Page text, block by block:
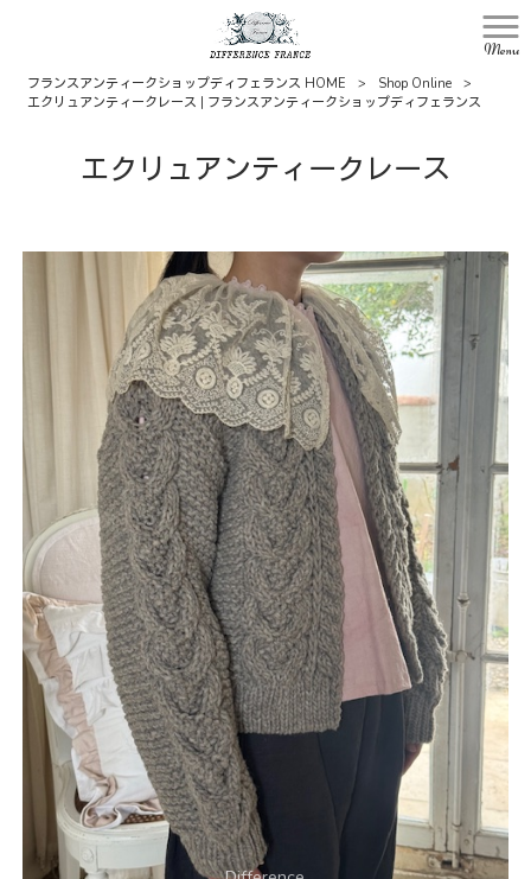
Menu
フランスアンティークショップディフェランス HOME > Shop Online
>
エクリュアンティークレース | フランスアンティークショップディフェランス
エクリュアンティークレース